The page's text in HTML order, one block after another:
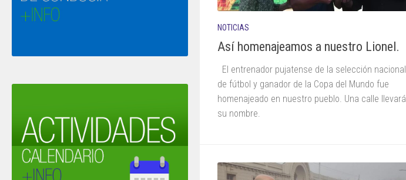
NOTICIAS
Así homenajeamos a nuestro Lionel.
El entrenador pujatense de la selección nacional
de fútbol y ganador de la Copa del Mundo fue
homenajeado en nuestro pueblo. Una calle llevará
su nombre.